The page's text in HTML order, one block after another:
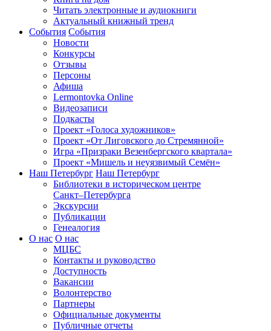
Читать электронные и аудиокниги
Актуальный книжный тренд
События События
Новости
Конкурсы
Отзывы
Персоны
Афиша
Lermontovka Online
Видеозаписи
Подкасты
Проект «Голоса художников»
Проект «От Лиговского до Стремянной»
Игра «Призраки Везенбергского квартала»
Проект «Мишель и неуязвимый Семён»
Наш Петербург Наш Петербург
Библиотеки в историческом центре
Санкт–Петербурга
Экскурсии
Публикации
Генеалогия
О нас О нас
МЦБС
Контакты и руководство
Доступность
Вакансии
Волонтерство
Партнеры
Официальные документы
Публичные отчеты